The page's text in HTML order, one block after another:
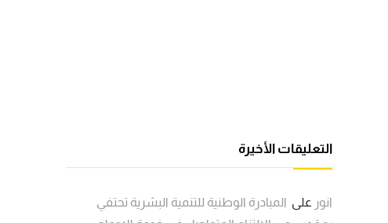
التعليقات الأخيرة
انور على المبادرة الوطنية للتنمية البشرية تحتفي